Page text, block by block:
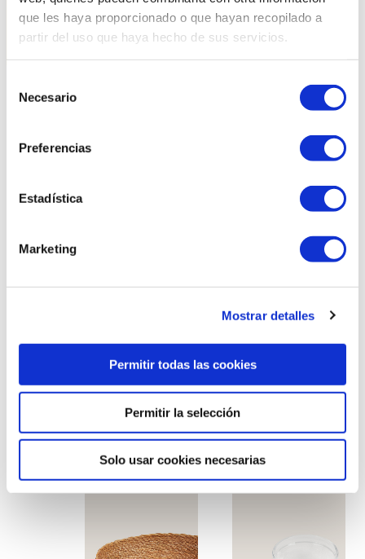
que les haya proporcionado o que hayan recopilado a
partir del uso que haya hecho de sus servicios.
Necesario
Preferencias
Estadística
Marketing
Mostrar detalles
Permitir todas las cookies
Permitir la selección
Solo usar cookies necesarias
Cassoleta negre tapa
Cassoleta vermella